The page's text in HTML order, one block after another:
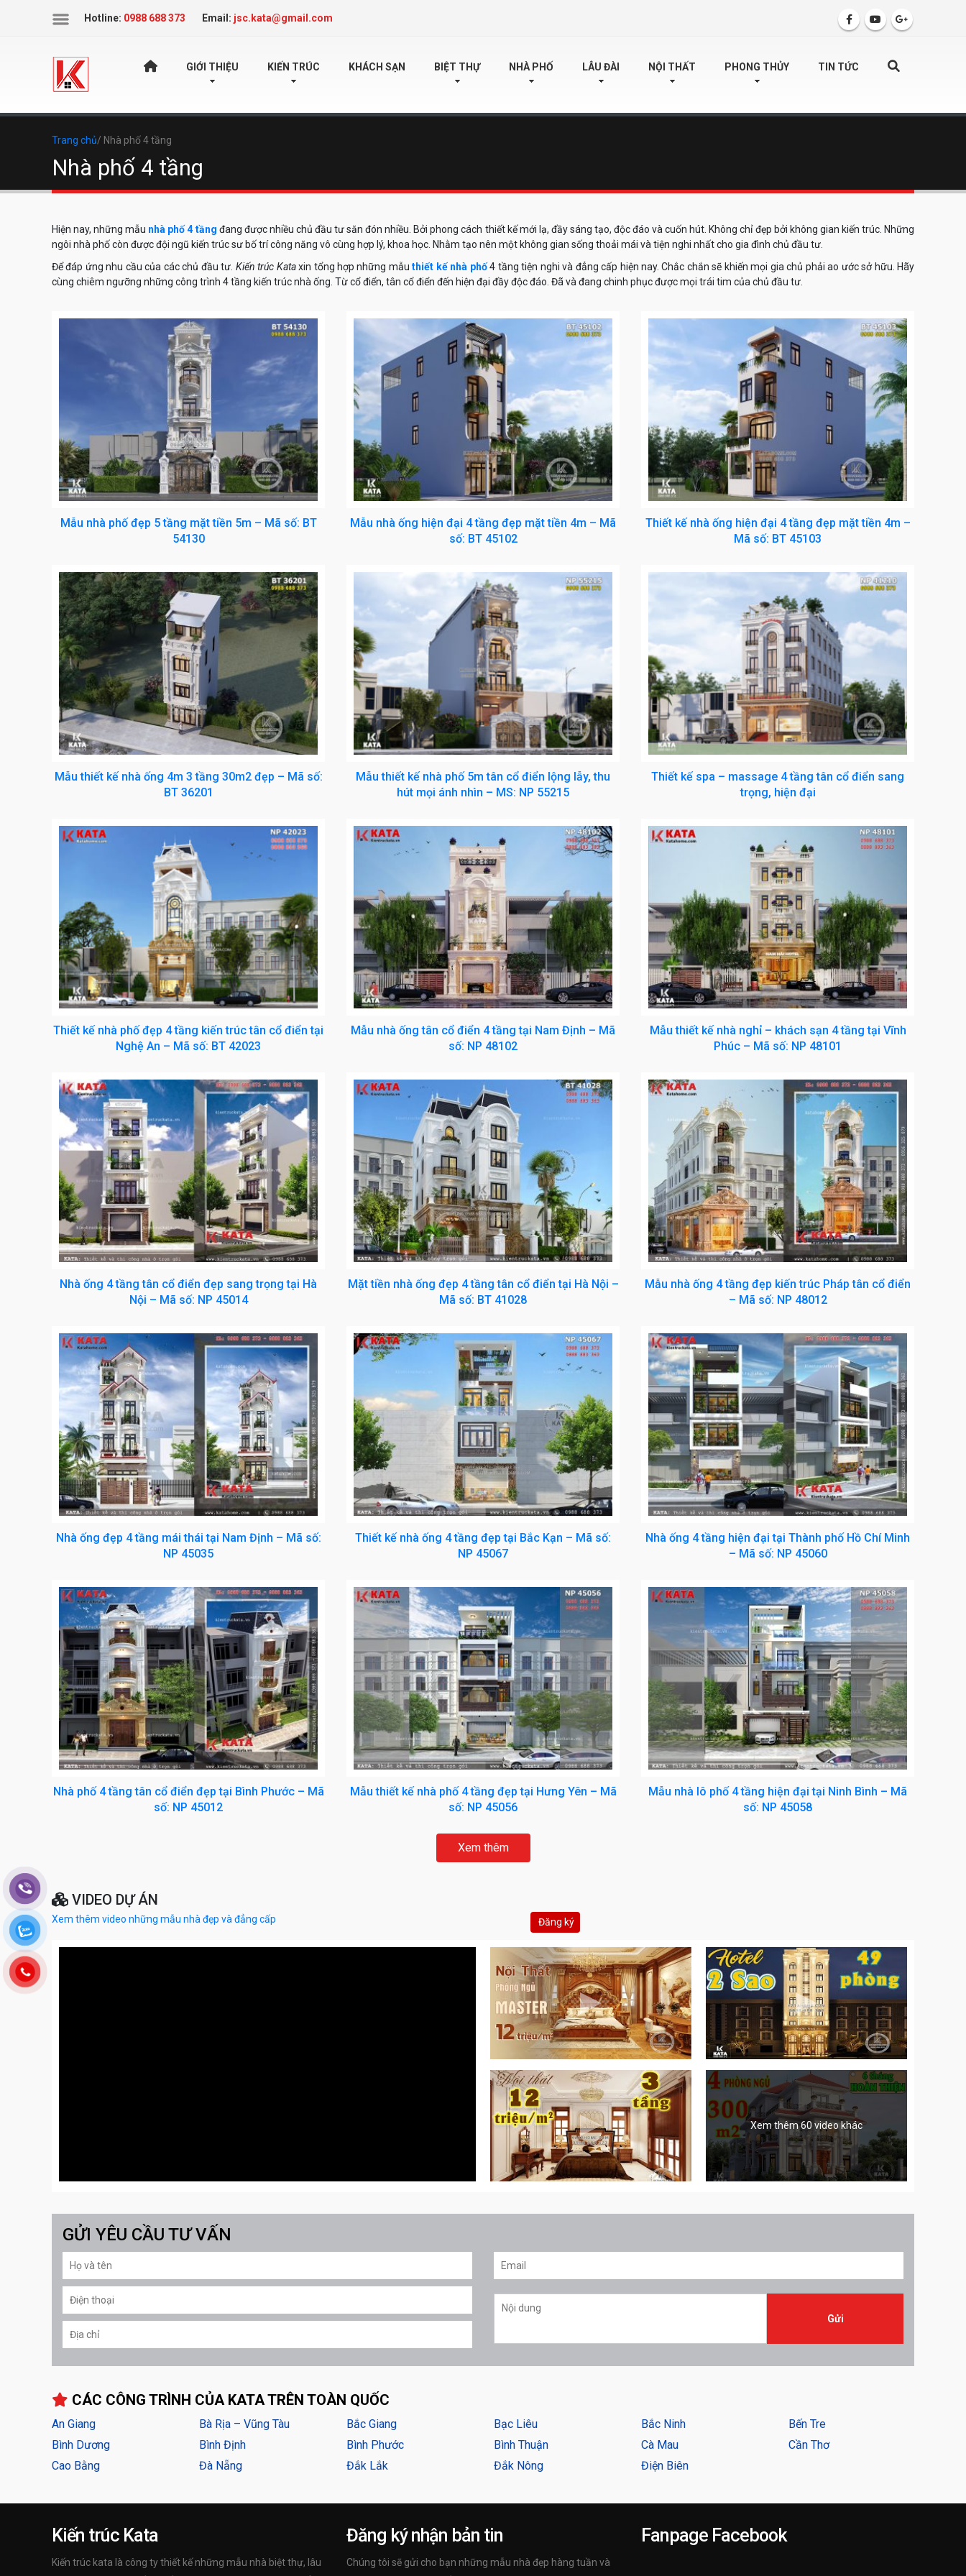
IconHotline: 0988 688 373 Email: jsc.kata@gmail.com
TRANGGIỚI THIỆU KIẾN TRÚC KHÁCH SẠN BIỆT THỰ NHÀ PHỐ LÂU ĐÀI NỘI THẤT PHONG THỦY TIN TỨC
Trang chủ/ Nhà phố 4 tầng
Nhà phố 4 tầng
Hiện nay, những mẫu nhà phố 4 tầng đang được nhiều chủ đầu tư săn đón nhiều. Bởi phong cách thiết kế mới lạ, đầy sáng tạo, độc đáo và cuốn hút. Không chỉ đẹp bởi không gian kiến trúc. Những
ngôi nhà phố còn được đội ngũ kiến trúc sư bố trí công năng vô cùng hợp lý, khoa học. Nhằm tạo nên một không gian sống thoải mái và tiện nghi nhất cho gia đình chủ đầu tư.
Để đáp ứng nhu cầu của các chủ đầu tư. Kiến trúc Kataxin tổng hợp những mẫuthiết kế nhà phố4 tầng tiện nghi và đẳng cấp hiện nay. Chắc chắn sẽ khiến mọi gia chủ phải ao ước sở hữu. Hãy
cùng chiêm ngưỡng những công trình 4 tầng kiến trúc nhà ống. Từ cổ điển, tân cổ điển đến hiện đại đầy độc đáo. Đã và đang chinh phục được mọi trái tim của chủ đầu tư.
Mẫu nhà phố đẹp 5 tầng mặt tiền 5m – Mã số: BT
54130
Mẫu nhà ống hiện đại 4 tầng đẹp mặt tiền 4m – Mã
số: BT 45102
Thiết kế nhà ống hiện đại 4 tầng đẹp mặt tiền 4m –
Mã số: BT 45103
Mẫu thiết kế nhà ống 4m 3 tầng 30m2 đẹp – Mã số:
BT 36201
Mẫu thiết kế nhà phố 5m tân cổ điển lộng lẫy, thu
hút mọi ánh nhìn – MS: NP 55215
Thiết kế spa – massage 4 tầng tân cổ điển sang
trọng, hiện đại
Thiết kế nhà phố đẹp 4 tầng kiến trúc tân cổ điển tại
Nghệ An – Mã số: BT 42023
Mẫu nhà ống tân cổ điển 4 tầng tại Nam Định – Mã
số: NP 48102
Mẫu thiết kế nhà nghỉ – khách sạn 4 tầng tại Vĩnh
Phúc – Mã số: NP 48101
Nhà ống 4 tầng tân cổ điển đẹp sang trọng tại Hà
Nội – Mã số: NP 45014
Mặt tiền nhà ống đẹp 4 tầng tân cổ điển tại Hà Nội –
Mã số: BT 41028
Mẫu nhà ống 4 tầng đẹp kiến trúc Pháp tân cổ điển
– Mã số: NP 48012
Nhà ống đẹp 4 tầng mái thái tại Nam Định – Mã số:
NP 45035
Thiết kế nhà ống 4 tầng đẹp tại Bắc Kạn – Mã số:
NP 45067
Nhà ống 4 tầng hiện đại tại Thành phố Hồ Chí Minh
– Mã số: NP 45060
Nhà phố 4 tầng tân cổ điển đẹp tại Bình Phước – Mã
số: NP 45012
Mẫu thiết kế nhà phố 4 tầng đẹp tại Hưng Yên – Mã
số: NP 45056
Mẫu nhà lô phố 4 tầng hiện đại tại Ninh Bình – Mã
số: NP 45058
Xem thêm
VIDEO DỰ ÁN
Xem thêm video những mẫu nhà đẹp và đẳng cấp Đăng ký
Xem thêm 60 video khác
GỬI YÊU CẦU TƯ VẤN
CÁC CÔNG TRÌNH CỦA KATA TRÊN TOÀN QUỐC
An Giang Bà Rịa – Vũng Tàu Bắc Giang Bạc Liêu Bắc Ninh
Bến Tre
Bình Dương
Bình Định Bình Phước Bình Thuận Cà Mau
Cần Thơ
Cao Bằng
Đà Nẵng Đắk Lắk Đắk Nông Điện Biên
Kiến trúc Kata
Kiến trúc kata là công ty thiết kế những mẫu nhà biệt thự, lâu
Đăng ký nhận bản tin
Chúng tôi sẽ gửi cho bạn những mẫu nhà đẹp hàng tuần và
Fanpage Facebook